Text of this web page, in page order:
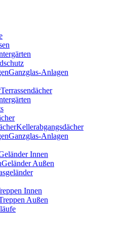
Ganzglas-Anlagen
Terrassendächer
Kellerabgangsdächer
Ganzglas-Anlagen
Innen
Geländer Außen
Innen
Außen